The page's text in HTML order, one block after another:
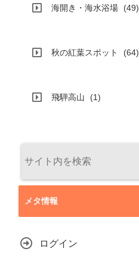
海開き・海水浴場 (49)
秋の紅葉スポット (64)
飛騨高山 (1)
メタ情報
ログイン